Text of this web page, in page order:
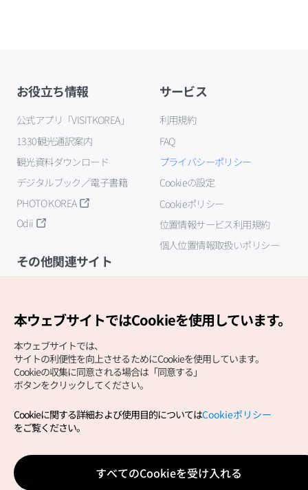
お役立ち情報
公式アプリ「VISITKOREA」
1330観光通訳案内
観光資料ダウンロード
デジタルブック／電子書籍
PHOTO KOREA
Odii
サービス
利用規約
FAQ
プライバシーポリシー
Cookieの設定
Cookieポリシー
位置情報サービス利用規約
個人位置情報取扱いポリシー
その他関連サイト
Copyright (c) Korea Tourism Organization All Rights
サイトエラー報告公式メール
japanese@knto.or.kr
本ウェブサイトではCookieを使用しています。
本ウェブサイトでは、
サイトの利便性を向上させるためにCookieを使用しています。
Cookieの収集に同意される場合は「同意する」
ボタンをクリックしてください。
Cookieに関する詳細および使用目的についてはCookieポリシー
をご覧ください。
すべてのCookieを受け入れる